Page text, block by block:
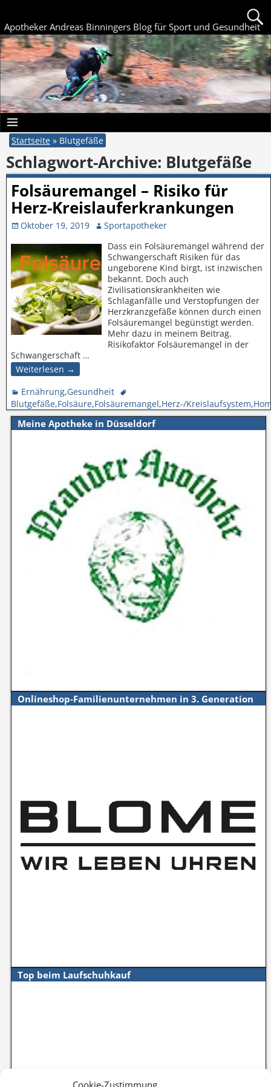
Cookie-Zustimmung
Apotheker Andreas Binningers Blog für Sport und Gesundheit
Startseite » Blutgefäße
Schlagwort-Archive: Blutgefäße
Folsäuremangel – Risiko für
Herz-Kreislauferkrankungen
Oktober 19, 2019
Sportapotheker
Dass ein Folsäuremangel während der
Schwangerschaft Risiken für das
ungeborene Kind birgt, ist inzwischen
bekannt. Doch auch
Zivilisationskrankheiten wie
Schlaganfälle und Verstopfungen der
Herzkranzgefäße können durch einen
Folsäuremangel begünstigt werden.
Mehr dazu in meinem Beitrag.
Risikofaktor Folsäuremangel in der
Schwangerschaft …
Weiterlesen →
Ernährung,Gesundheit
Blutgefäße,Folsäure,Folsäuremangel,Herz-/Kreislaufsystem,
Meine Apotheke in Düsseldorf
Onlineshop-Familienunternehmen in 3. Generation
Top beim Laufschuhkauf